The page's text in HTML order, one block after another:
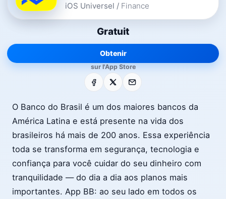
iOS Universel / Finance
Gratuit
Obtenir
sur l'App Store
Facebook E-mail
O Banco do Brasil é um dos maiores bancos da
América Latina e está presente na vida dos
brasileiros há mais de 200 anos. Essa experiência
toda se transforma em segurança, tecnologia e
confiança para você cuidar do seu dinheiro com
tranquilidade — do dia a dia aos planos mais
importantes. App BB: ao seu lado em todos os